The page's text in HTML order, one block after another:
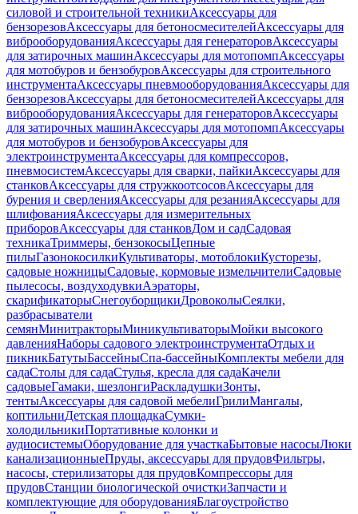
силовой и строительной техникиАксессуары для
бензорезовАксессуары для бетоносмесителейАксессуары для
виброоборудованияАксессуары для генераторовАксессуары
для затирочных машинАксессуары для мотопомпАксессуары
для мотобуров и бензобуровАксессуары для строительного
инструментаАксессуары пневмооборудованияАксессуары для
бензорезовАксессуары для бетоносмесителейАксессуары для
виброоборудованияАксессуары для генераторовАксессуары
для затирочных машинАксессуары для мотопомпАксессуары
для мотобуров и бензобуровАксессуары для
электроинструментаАксессуары для компрессоров,
пневмосистемАксессуары для сварки, пайкиАксессуары для
станковАксессуары для стружкоотсосовАксессуары для
бурения и сверленияАксессуары для резанияАксессуары для
шлифованияАксессуары для измерительных
приборовАксессуары для станковДом и садСадовая
техникаТриммеры, бензокосыЦепные
пилыГазонокосилкиКультиваторы, мотоблокиКусторезы,
садовые ножницыСадовые, кормовые измельчителиСадовые
пылесосы, воздуходувкиАэраторы,
скарификаторыСнегоуборщикиДровоколыСеялки,
разбрасыватели
семянМинитракторыМиникультиваторыМойки высокого
давленияНаборы садового электроинструментаОтдых и
пикникБатутыБассейныСпа-бассейныКомплекты мебели для
садаСтолы для садаСтулья, кресла для садаКачели
садовыеГамаки, шезлонгиРаскладушкиЗонты,
тентыАксессуары для садовой мебелиГрилиМангалы,
коптильниДетская площадкаСумки-
холодильникиПортативные колонки и
аудиосистемыОборудование для участкаБытовые насосыЛюки
канализационныеПруды, аксессуары для прудовФильтры,
насосы, стерилизаторы для прудовКомпрессоры для
прудовСтанции биологической очисткиЗапчасти и
комплектующие для оборудованияБлагоустройство